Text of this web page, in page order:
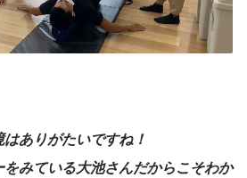
ありがたいですね！
みている大池さんだからこそわか